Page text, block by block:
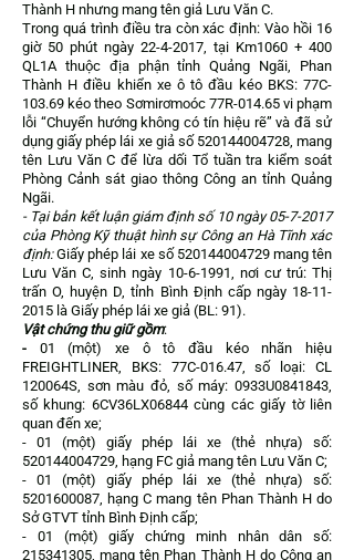
Thành H nhưng mang tên giả Lưu Văn C.
Trong quá trình điều tra còn xác định: Vào hồi 16
giờ 50 phút ngày 22-4-2017, tại Km1060 + 400
QL1A thuộc địa phận tỉnh Quảng Ngãi, Phan
Thành H điều khiển xe ô tô đầu kéo BKS: 77C-
103.69 kéo theo Sơmirơmoóc 77R-014.65 vi phạm
lỗi “Chuyển hướng không có tín hiệu rẽ” và đã sử
dụng giấy phép lái xe giả số 520144004728, mang
tên Lưu Văn C để lừa dối Tổ tuần tra kiểm soát
Phòng Cảnh sát giao thông Công an tỉnh Quảng
Ngãi.
- Tại bản kết luận giám định số 10 ngày05-7-2017
của Phòng Kỹ thuật hình sự Công an Hà Tĩnh xác
định:Giấy phép lái xe số 520144004729mang tên
Lưu Văn C, sinh ngày 10-6-1991, nơi cư trú: Thị
trấn O, huyện D, tỉnh Bình Định cấp ngày 18-11-
2015 là Giấy phép lái xe giả (BL: 91).
Vật chứng thu giữ gồm:
- 01 (một) xe ô tô đầu kéo nhãn hiệu
FREIGHTLINER, BKS: 77C-016.47, số loại: CL
120064S, sơn màu đỏ, số máy: 0933U0841843,
số khung: 6CV36LX06844 cùng các giấy tờ liên
quan đến xe;
- 01 (một) giấy phép lái xe (thẻ nhựa) số:
520144004729, hạng FC giả mang tên Lưu Văn C;
- 01 (một) giấy phép lái xe (thẻ nhựa) số:
5201600087, hạng C mang tên Phan Thành H do
Sở GTVT tỉnh Bình Định cấp;
- 01 (một) giấy chứng minh nhân dân số:
215341305, mang tên Phan Thành H do Công an